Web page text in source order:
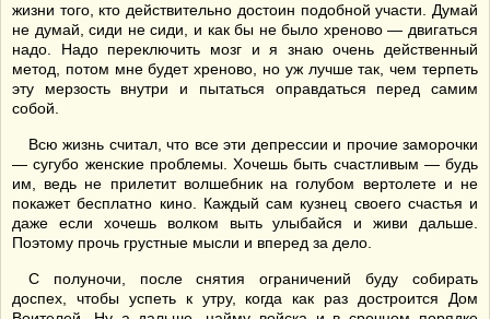
жизни того, кто действительно достоин подобной участи. Думай
не думай, сиди не сиди, и как бы не было хреново — двигаться
надо. Надо переключить мозг и я знаю очень действенный
метод, потом мне будет хреново, но уж лучше так, чем терпеть
эту мерзость внутри и пытаться оправдаться перед самим
собой.
Всю жизнь считал, что все эти депрессии и прочие заморочки
— сугубо женские проблемы. Хочешь быть счастливым — будь
им, ведь не прилетит волшебник на голубом вертолете и не
покажет бесплатно кино. Каждый сам кузнец своего счастья и
даже если хочешь волком выть улыбайся и живи дальше.
Поэтому прочь грустные мысли и вперед за дело.
С полуночи, после снятия ограничений буду собирать
доспех, чтобы успеть к утру, когда как раз достроится Дом